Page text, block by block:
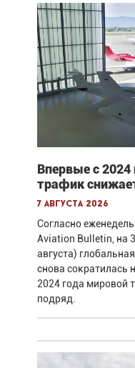
Впервые с
трафик
7 августа 2026
Согласно
Aviation Bulletin, на
августа)
снова сократилась
2024 года мировой
подряд.